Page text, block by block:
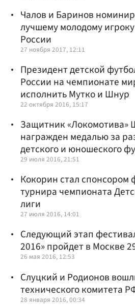
Чалов и Баринов
лучшему молодому
России
27 ноября 2017, 12:11
Президент детской
России на чемпионате
исполнить Мутко и Шнур
22 октября 2016, 15:17
Защитник
награжден медалью за
детского и юношеского
29 июля 2016, 21:51
Кокорин стал спонсором
турнира чемпионата
лиги
27 июля 2016, 14:01
Следующий этап
2016» пройдет в Москве
26 мая 2016, 12:53
Слуцкий и Родионов
технического комитета
28 января 2016, 00:34